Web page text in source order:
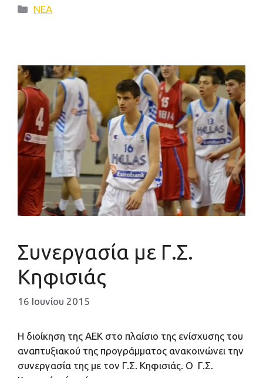
Κατηγορίες
ΝΕΑ
Συνεργασία με Γ.Σ.
Κηφισιάς
16 Ιουνίου 2015
Η διοίκηση της ΑΕΚ στο πλαίσιο της ενίσχυσης του
αναπτυξιακού της προγράμματος ανακοινώνει την
συνεργασία της με τον Γ.Σ. Κηφισιάς. Ο Γ.Σ.